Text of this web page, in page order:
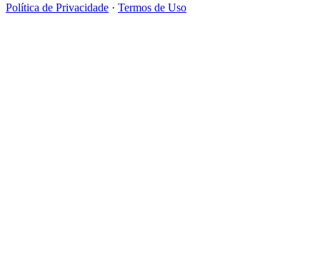
Política de Privacidade · Termos de Uso